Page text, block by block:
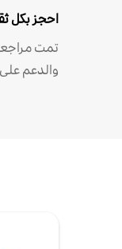
احجز بكل
تمت
والدعم على مدار 24 ساعة خلال